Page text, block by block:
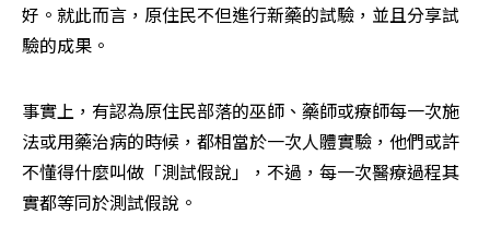
好。就此而言，原住民不但進行新藥的試驗，並且分享試
驗的成果。
事實上，有認為原住民部落的巫師、藥師或療師每一次施
法或用藥治病的時候，都相當於一次人體實驗，他們或許
不懂得什麼叫做「測試假說」，不過，每一次醫療過程其
實都等同於測試假說。